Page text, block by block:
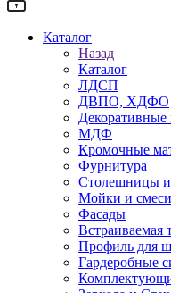
Каталог
Назад
Каталог
ЛДСП
ДВПО, ХДФО
Декоративные
МДФ
Кромочные
Фурнитура
Столешницы
Мойки и
Фасады
Встраиваемая
Профиль для
Гардеробные